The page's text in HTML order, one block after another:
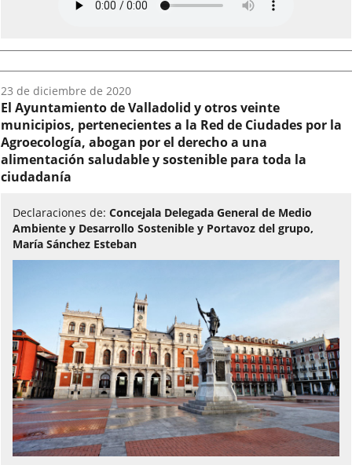
Fecha
del
audio:
23 de diciembre de 2020
El Ayuntamiento de Valladolid y otros veinte
municipios, pertenecientes a la Red de Ciudades por la
Agroecología, abogan por el derecho a una
alimentación saludable y sostenible para toda la
ciudadanía
Declaraciones de: Concejala Delegada General de Medio
Ambiente y Desarrollo Sostenible y Portavoz del grupo,
María Sánchez Esteban